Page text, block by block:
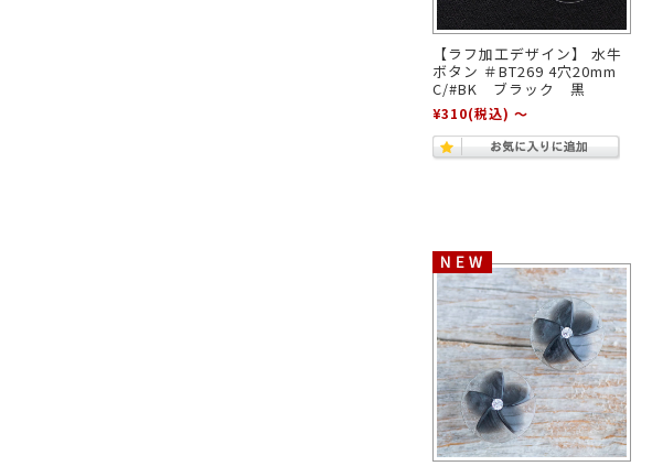
【ラフ加工デザイン】 水牛
ボタン ＃BT269 4穴20mm
C/#BK ブラック 黒
¥310(税込) ～